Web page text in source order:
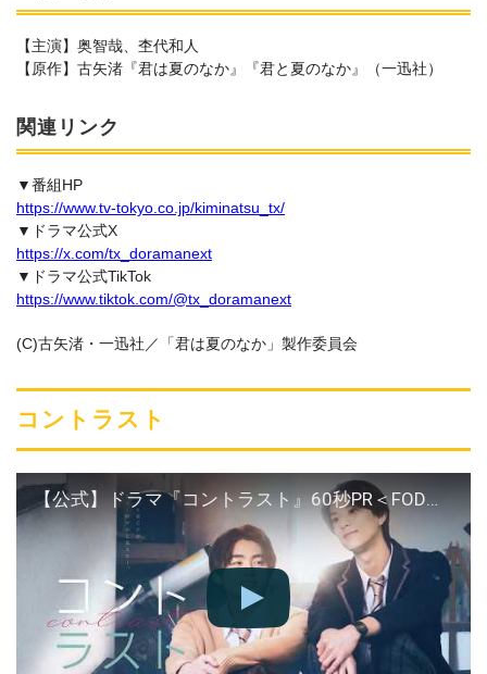
【主演】奥智哉、杢代和人
【原作】古矢渚『君は夏のなか』『君と夏のなか』（一迅社）
関連リンク
▼番組HP
https://www.tv-tokyo.co.jp/kiminatsu_tx/
▼ドラマ公式X
https://x.com/tx_doramanext
▼ドラマ公式TikTok
https://www.tiktok.com/@tx_doramanext
(C)古矢渚・一迅社／「君は夏のなか」製作委員会
コントラスト
【公式】ドラマ『コントラスト』60秒PR＜FOD＞井内悠陽×阿久根温世W主演！